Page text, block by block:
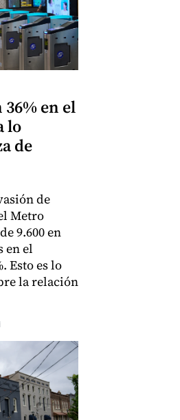
en el
lo
de
de
Metro
9.600 en
en el
Esto es lo
la relación